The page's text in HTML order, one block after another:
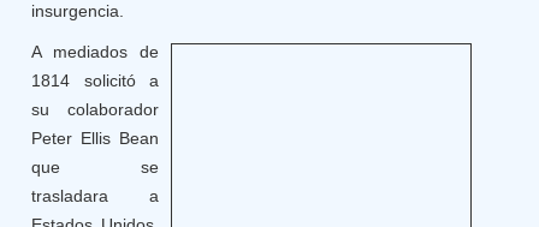
insurgencia.
A mediados de
1814 solicitó a
su colaborador
Peter Ellis Bean
que se
trasladara a